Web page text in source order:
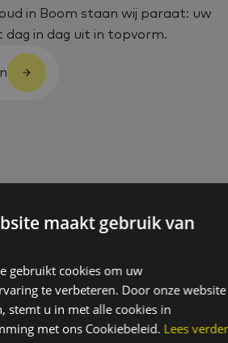
in Boom staan wij paraat: uw
in dag uit in topvorm.
maakt gebruik van
gebruikt cookies om uw
te verbeteren. Door onze website
stemt u in met alle cookies in
met ons Cookiebeleid. Lees verder